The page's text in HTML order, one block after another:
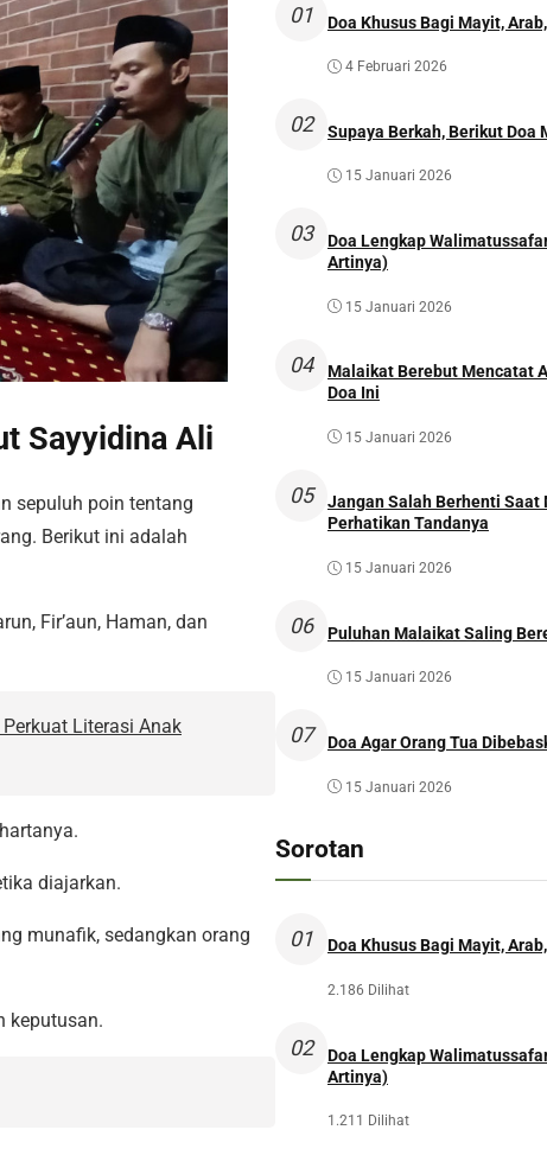
Sayyidina Ali
sepuluh poin tentang
Berikut ini adalah
Fir’aun, Haman, dan
Literasi Anak
diajarkan.
munafik, sedangkan orang
keputusan.
01 Doa Khusus Bagi Mayit,
4 Februari 2026
02 Supaya Berkah, Berikut Doa
15 Januari 2026
03
Doa Lengkap
Artinya)
15 Januari 2026
04
Malaikat Berebut Mencatat
Doa Ini
15 Januari 2026
05
Jangan Salah Berhenti Saat
Perhatikan Tandanya
15 Januari 2026
06 Puluhan Malaikat Saling
15 Januari 2026
07 Doa Agar Orang Tua
15 Januari 2026
Sorotan
01 Doa Khusus Bagi Mayit,
2.186 Dilihat
02
Doa Lengkap
Artinya)
1.211 Dilihat